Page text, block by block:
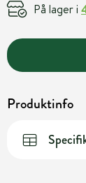
På lager i
Produktinfo